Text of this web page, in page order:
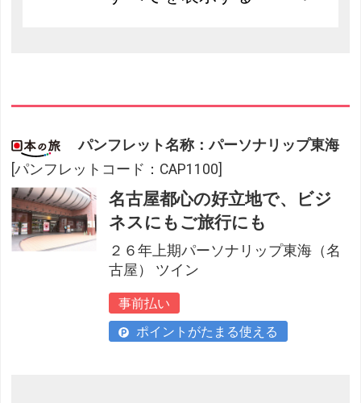
パンフレット名称：パーソナリップ東海
[パンフレットコード：CAP1100]
名古屋都心の好立地で、ビジ
ネスにもご旅行にも
２６年上期パーソナリップ東海（名
古屋） ツイン
事前払い
ポイントがたまる使える